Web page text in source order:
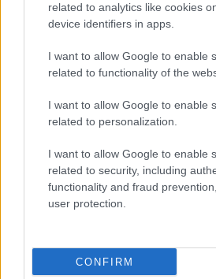
related to analytics like cookies
device identifiers in apps.
I want to allow Google to enable
related to functionality of the
I want to allow Google to enable
related to personalization.
I want to allow Google to enable
related to security, including
functionality and fraud
user protection.
CONFIRM
Ötven éves pályafutás után
2022.04.29. Kiss Lajos
Vass István Zoltán rádiós pályafutása
rádióriporter ugyanis végleg